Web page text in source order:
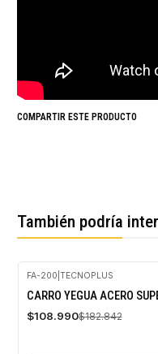
COMPARTIR ESTE PRODUCTO
También podría
-40%
OFF
FA-200 TECNOPLUS
CARRO YEGUA ACERO
$108.990$182.842